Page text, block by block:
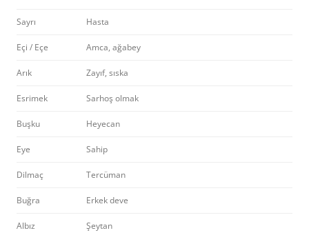
Sayrı Hasta
Eçi / Eçe Amca, ağabey
Arık Zayıf, sıska
Esrimek Sarhoş olmak
Buşku Heyecan
Eye Sahip
Dilmaç Tercüman
Buğra Erkek deve
Albız Şeytan